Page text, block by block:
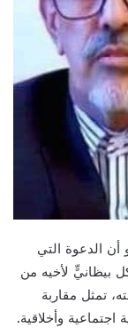
أن الدعوة التي
بيظانيٍّ لأخيه من
تمثل مقاربة
وأخلاقية.